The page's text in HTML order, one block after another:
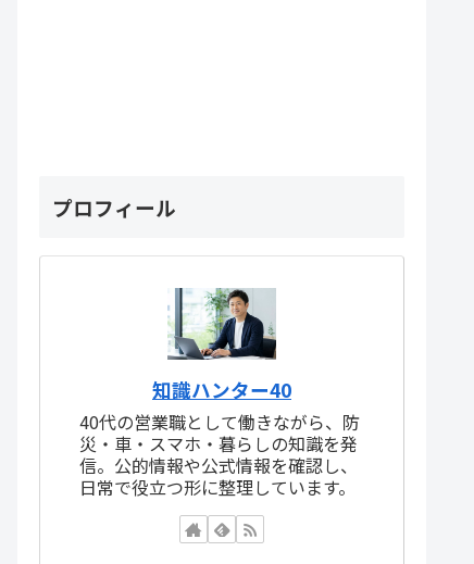
プロフィール
知識ハンター40
40代の営業職として働きながら、防
災・車・スマホ・暮らしの知識を発
信。公的情報や公式情報を確認し、
日常で役立つ形に整理しています。